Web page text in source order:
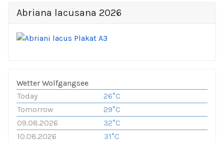
Abriana lacusana 2026
Wetter Wolfgangsee
Today
26°C
Tomorrow
29°C
09.08.2026
32°C
10.08.2026
31°C